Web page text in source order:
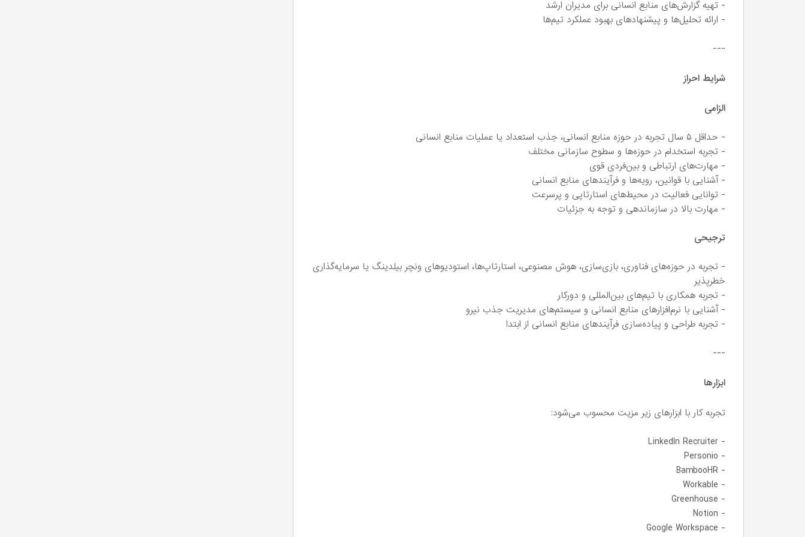
- تهیه گزارش‌های منابع انسانی برای مدیران ارشد
- ارائه تحلیل‌ها و پیشنهادهای بهبود عملکرد تیم‌ها
---
شرایط احراز
الزامی
- حداقل ۵ سال تجربه در حوزه منابع انسانی، جذب استعداد یا عملیات منابع انسانی
- تجربه استخدام در حوزه‌ها و سطوح سازمانی مختلف
- مهارت‌های ارتباطی و بین‌فردی قوی
- آشنایی با قوانین، رویه‌ها و فرآیندهای منابع انسانی
- توانایی فعالیت در محیط‌های استارتاپی و پرسرعت
- مهارت بالا در سازماندهی و توجه به جزئیات
ترجیحی
- تجربه در حوزه‌های فناوری، بازی‌سازی، هوش مصنوعی، استارتاپ‌ها، استودیوهای ونچر بیلدینگ یا سرمایه‌گذاری
خطرپذیر
- تجربه همکاری با تیم‌های بین‌المللی و دورکار
- آشنایی با نرم‌افزارهای منابع انسانی و سیستم‌های مدیریت جذب نیرو
- تجربه طراحی و پیاده‌سازی فرآیندهای منابع انسانی از ابتدا
---
ابزارها
تجربه کار با ابزارهای زیر مزیت محسوب می‌شود:
- LinkedIn Recruiter
- Personio
- BambooHR
- Workable
- Greenhouse
- Notion
- Google Workspace